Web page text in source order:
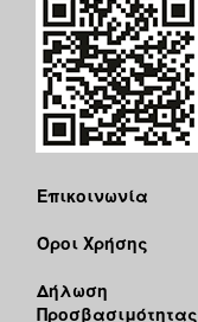
Επικοινωνία
Όροι Χρήσης
Δήλωση
Προσβασιμότητας